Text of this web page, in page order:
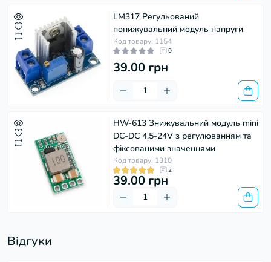
LM317 Регульований
понижувальний модуль напруги
Код товару: 1154
0
39.00 грн
HW-613 Знижувальний модуль mini
DC-DC 4.5-24V з регулюванням та
фіксованими значеннями
Код товару: 1310
2
39.00 грн
Відгуки